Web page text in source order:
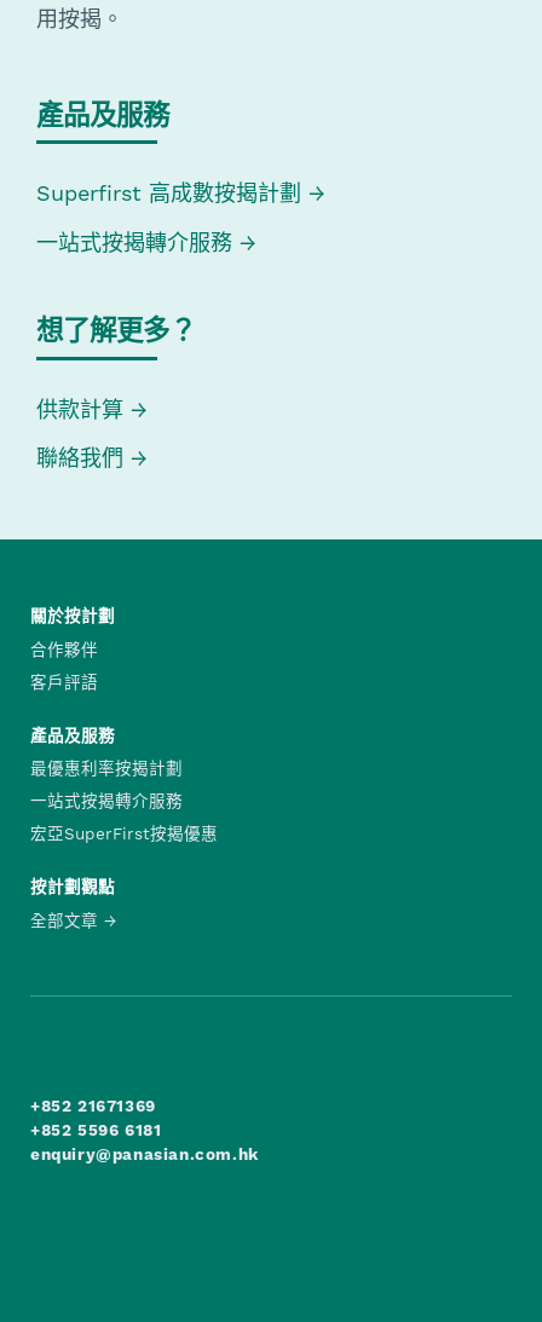
用按揭。
產品及服務
Superfirst 高成數按揭計劃
一站式按揭轉介服務
想了解更多？
供款計算
聯絡我們
關於按計劃
合作夥伴
客戶評語
產品及服務
最優惠利率按揭計劃
一站式按揭轉介服務
宏亞SuperFirst按揭優惠
按計劃觀點
全部文章
+852 21671369
+852 5596 6181
enquiry@panasian.com.hk